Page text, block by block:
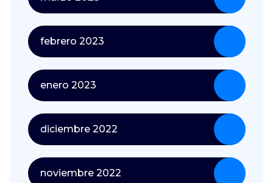
febrero 2023
enero 2023
diciembre 2022
noviembre 2022